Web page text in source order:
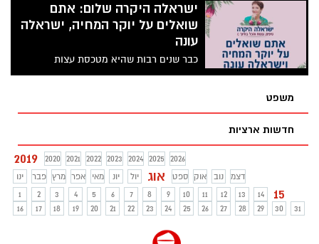
ישראלה היקרה שלום: אתם
שואלים על יוקר המחיה, ישראלה
עונה
כבר שנים רבות שהיא מטכסת עצות
להתנהלות כלכלית נכונה ונחשבת ל"גורו של
המחיה ולקבל מענה של ממש. הטור השני
בסדרה
משפט
חדשות ארציות
2019 2020 2021 2022 2023 2024 2025
2026
ינו
פבר מרץ אפר מאי יונ יול אוג ספט אוק נוב
דצמ
1
2 3 4 5 6 7 8 9 10 11 12 13 14 15
16 17 18 19 20 21 22 23 24 25 26 27 28 29 30 31